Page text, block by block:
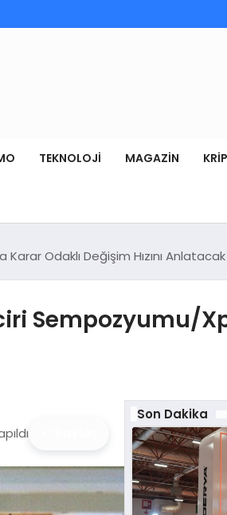
TEKNOLOJI MAGAZIN
Odaklı Değişim Hızını Anlatacak
Sempozyumu/
Son Dakika